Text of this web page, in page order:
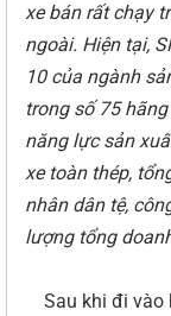
xe bán rất chạy
ngoài. Hiện tại,
10 của ngành
trong số 75
năng lực sản
xe toàn thép,
nhân dân tệ,
lượng tổng
Sau khi đi vào